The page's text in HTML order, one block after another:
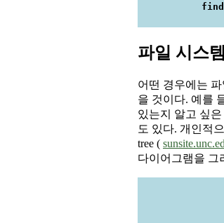
파일 시스
어떤 경우에는
을 것이다. 예를
있는지 알고 싶
도 있다. 개인적
tree (
다이어그램을 그